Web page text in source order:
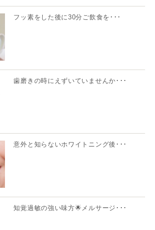
フッ素をした後に30分ご飲食を･･･
歯磨きの時にえずいていませんか･･･
意外と知らないホワイトニング後･･･
知覚過敏の強い味方🌟メルサージ･･･